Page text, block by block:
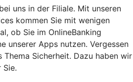
uns in der Filiale. Mit unseren
kommen Sie mit wenigen
ob Sie im OnlineBanking
unserer Apps nutzen. Vergessen
Thema Sicherheit. Dazu haben wir